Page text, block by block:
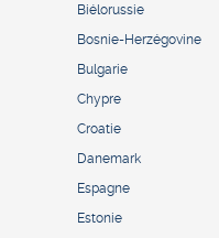
Biélorussie
Bosnie-Herzégovine
Bulgarie
Chypre
Croatie
Danemark
Espagne
Estonie